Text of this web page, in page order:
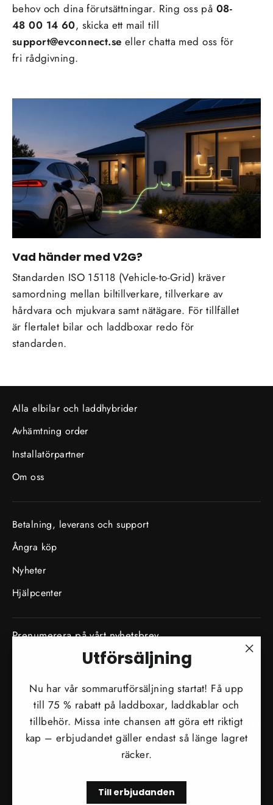
Utförsäljning
Nu har vår sommarutförsäljning startat! Få upp
till 75 % rabatt på laddboxar, laddkablar och
tillbehör. Missa inte chansen att göra ett riktigt
kap – erbjudandet gäller endast så länge lagret
räcker.
Till erbjudanden
behov och dina förutsättningar. Ring oss på 08-
48 00 14 60, skicka ett mail till
support@evconnect.se eller chatta med oss för
fri rådgivning.
Vad händer med V2G?
Standarden ISO 15118 (Vehicle-to-Grid) kräver
samordning mellan biltillverkare, tillverkare av
hårdvara och mjukvara samt nätägare. För tillfället
är flertalet bilar och laddboxar redo för
standarden.
Alla elbilar och laddhybrider
Avhämtning order
Installatörpartner
Om oss
Betalning, leverans och support
Ångra köp
Nyheter
Hjälpcenter
Prenumerera på vårt nyhetsbrev
Prenumerera
InstagramFacebook
YouTubeTwitterTikTokTumblr
ValutaÖsterrike (EUR €)